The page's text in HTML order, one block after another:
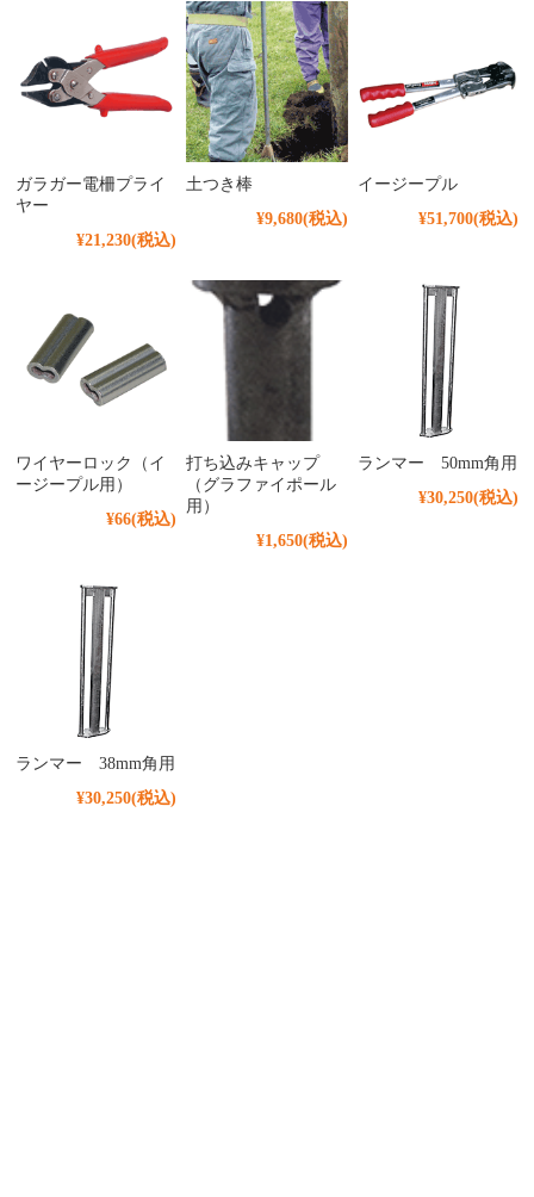
ガラガー電柵プライ
ヤー
¥21,230(税込)
土つき棒
¥9,680(税込)
イージープル
¥51,700(税込)
ワイヤーロック（イ
ージープル用）
¥66(税込)
打ち込みキャップ
（グラファイポール
用）
¥1,650(税込)
ランマー 50mm角用
¥30,250(税込)
ランマー 38mm角用
¥30,250(税込)